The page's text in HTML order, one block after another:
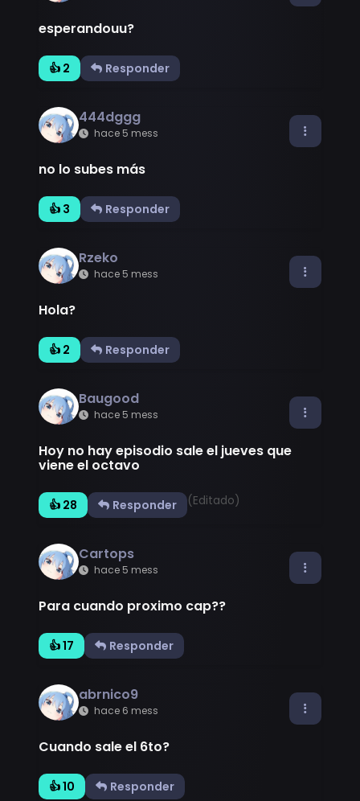
esperandouu?
👍 2 Responder
444dggg
hace 5 mess
no lo subes más
👍 3 Responder
Rzeko
hace 5 mess
Hola?
👍 2 Responder
Baugood
hace 5 mess
Hoy no hay episodio sale el jueves que
viene el octavo
👍 28 Responder (Editado)
Cartops
hace 5 mess
Para cuando proximo cap??
👍 17 Responder
abrnico9
hace 6 mess
Cuando sale el 6to?
👍 10 Responder